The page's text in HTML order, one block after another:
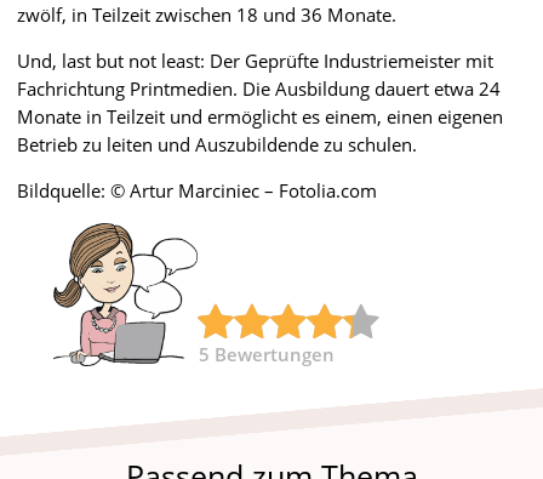
zwölf, in Teilzeit zwischen 18 und 36 Monate.
Und, last but not least: Der Geprüfte Industriemeister mit
Fachrichtung Printmedien. Die Ausbildung dauert etwa 24
Monate in Teilzeit und ermöglicht es einem, einen eigenen
Betrieb zu leiten und Auszubildende zu schulen.
Bildquelle: © Artur Marciniec – Fotolia.com
5 Bewertungen